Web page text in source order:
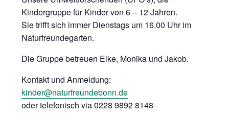
Kindergruppe für Kinder von 6 – 12 Jahren.
Sie trifft sich immer Dienstags um 16.00 Uhr im
Naturfreundegarten.
Die Gruppe betreuen Elke, Monika und Jakob.
Kontakt und Anmeldung:
kinder@naturfreundebonn.de
oder telefonisch via 0228 9892 8148